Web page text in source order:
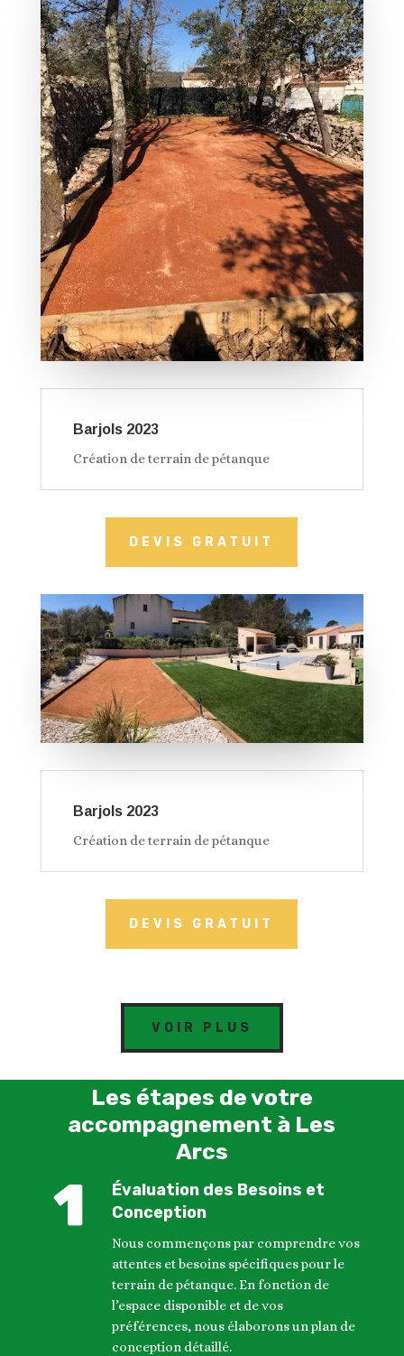
Barjols 2023
Création de terrain de pétanque
DEVIS GRATUIT
Barjols 2023
Création de terrain de pétanque
DEVIS GRATUIT
VOIR PLUS
Les étapes de votre
accompagnement à Les
Arcs
Évaluation des Besoins et
Conception
Nous commençons par comprendre vos
attentes et besoins spécifiques pour le
terrain de pétanque. En fonction de
l’espace disponible et de vos
préférences, nous élaborons un plan de
conception détaillé.